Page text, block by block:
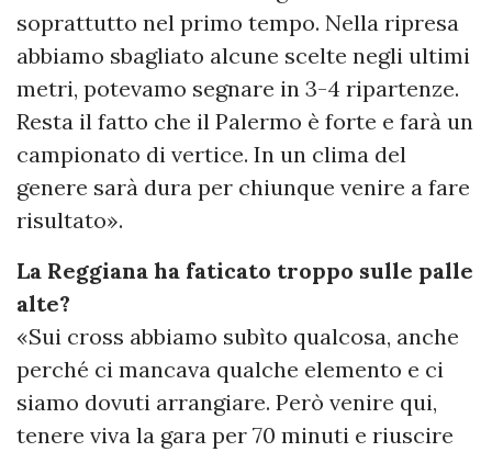
soprattutto nel primo tempo. Nella ripresa
abbiamo sbagliato alcune scelte negli ultimi
metri, potevamo segnare in 3-4 ripartenze.
Resta il fatto che il Palermo è forte e farà un
campionato di vertice. In un clima del
genere sarà dura per chiunque venire a fare
risultato».
La Reggiana ha faticato troppo sulle palle
alte?
«Sui cross abbiamo subìto qualcosa, anche
perché ci mancava qualche elemento e ci
siamo dovuti arrangiare. Però venire qui,
tenere viva la gara per 70 minuti e riuscire